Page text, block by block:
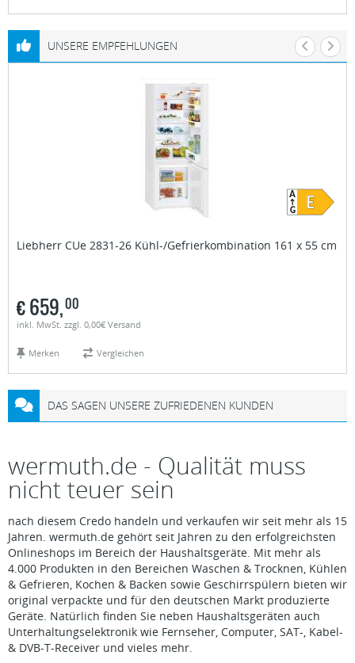
UNSERE EMPFEHLUNGEN
Liebherr CUe 2831-26 Kühl-/Gefrierkombination 161 x 55 cm
€659,00
inkl. MwSt. zzgl. 0,00€ Versand
Merken Vergleichen
DAS SAGEN UNSERE ZUFRIEDENEN KUNDEN
wermuth.de - Qualität muss
nicht teuer sein
nach diesem Credo handeln und verkaufen wir seit mehr als 15
Jahren. wermuth.de gehört seit Jahren zu den erfolgreichsten
Onlineshops im Bereich der Haushaltsgeräte. Mit mehr als
4.000 Produkten in den Bereichen Waschen & Trocknen, Kühlen
& Gefrieren, Kochen & Backen sowie Geschirrspülern bieten wir
original verpackte und für den deutschen Markt produzierte
Geräte. Natürlich finden Sie neben Haushaltsgeräten auch
Unterhaltungselektronik wie Fernseher, Computer, SAT-, Kabel-
& DVB-T-Receiver und vieles mehr.